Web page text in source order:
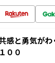
感と勇気が
１００